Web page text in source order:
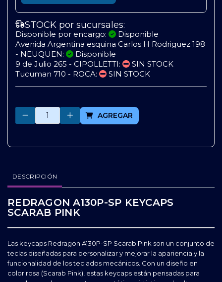
STOCK por sucursales:
Disponible por encargo:
Disponible
Avenida Argentina esquina Carlos H Rodriguez 198
- NEUQUEN:
Disponible
9 de Julio 265 - CIPOLLETTI:
SIN STOCK
Tucuman 710 - ROCA:
SIN STOCK
AGREGAR
DESCRIPCIÓN
REDRAGON A130P-SP KEYCAPS
SCARAB PINK
Las keycaps Redragon A130P-SP Scarab Pink son un conjunto de
teclas diseñadas para personalizar y mejorar la apariencia y la
funcionalidad de los teclados mecánicos. Con un diseño en
color rosa (Scarab Pink), estas keycaps están pensadas para